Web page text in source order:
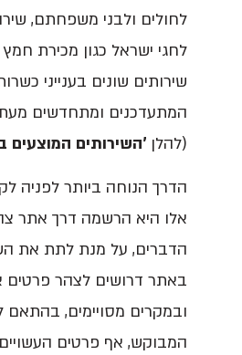
לחולים ולבני משפחתם,
לחגי ישראל כגון מכירת חמץ
שירותים שונים בענייני כשרות,
המתעדכנים ומתחדשים מעת
(להלן'השירותים המוצעים
הדרך הנוחה ביותר לפניה
אלו היא הרשמה דרך אתר
הדברים, על מנת לתת את
באתר דרושים לצהר פרטים
ובמקרים מסויימים, בהתאם
המבוקש, אף פרטים העשויים